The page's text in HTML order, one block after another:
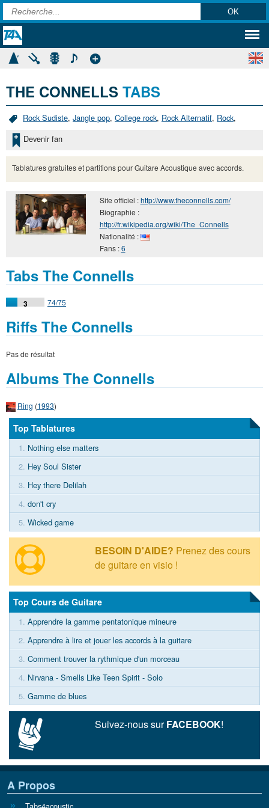
THE CONNELLS TABS
Rock Sudiste, Jangle pop, College rock, Rock Alternatif, Rock,
Devenir fan
Tablatures gratuites et partitions pour Guitare Acoustique avec accords.
Site officiel :http://www.theconnells.com/
Biographie :
http://fr.wikipedia.org/wiki/The_Connells
Nationalité :
Fans :6
Tabs The Connells
3 74/75
Riffs The Connells
Pas de résultat
Albums The Connells
Ring (1993)
Top Tablatures
1. Nothing else matters
2. Hey Soul Sister
3. Hey there Delilah
4. don't cry
5. Wicked game
BESOIN D'AIDE? Prenez des cours
de guitare en visio !
Top Cours de Guitare
1. Apprendre la gamme pentatonique mineure
2. Apprendre à lire et jouer les accords à la guitare
3. Comment trouver la rythmique d'un morceau
4. Nirvana - Smells Like Teen Spirit - Solo
5. Gamme de blues
Suivez-nous surFACEBOOK!
A Propos